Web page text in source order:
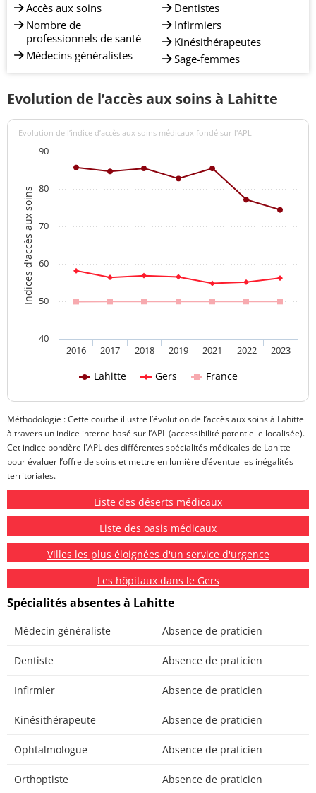
Accès aux soins
Nombre de
professionnels de santé
Médecins généralistes
Dentistes
Infirmiers
Kinésithérapeutes
Sage-femmes
Evolution de l’accès aux soins à Lahitte
Indices d'accès aux soins
Evolution de l’indice d’accès aux soins médicaux fondé sur l'APL
Lahitte Gers France
2016 2017 2018 2019 2021 2022 2023
40
50
60
70
80
90
Méthodologie : Cette courbe illustre l’évolution de l’accès aux soins à Lahitte
à travers un indice interne basé sur l’APL (accessibilité potentielle localisée).
Cet indice pondère l'APL des différentes spécialités médicales de Lahitte
pour évaluer l’offre de soins et mettre en lumière d’éventuelles inégalités
territoriales.
Liste des déserts médicaux
Liste des oasis médicaux
Villes les plus éloignées d'un service d'urgence
Les hôpitaux dans le Gers
Spécialités absentes à Lahitte
Médecin généraliste Absence de praticien
Dentiste Absence de praticien
Infirmier Absence de praticien
Kinésithérapeute Absence de praticien
Ophtalmologue Absence de praticien
Orthoptiste Absence de praticien